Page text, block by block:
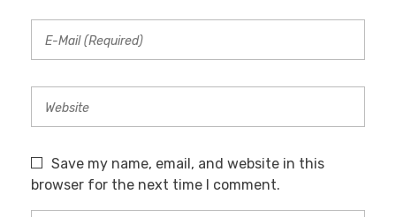
Save my name, email, and website in this
browser for the next time I comment.